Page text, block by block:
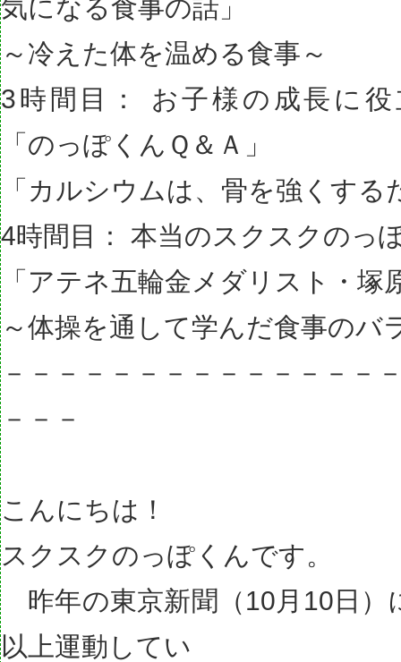
気になる食事の話」
～冷えた体を温める食事～
3時間目： お子様の成長に
「のっぽくんＱ＆Ａ」
「カルシウムは、骨を強くする
4時間目： 本当のスクスクの
「アテネ五輪金メダリスト・塚
～体操を通して学んだ食事のバ
－－－－－－－－－－－－－－
－－－
こんにちは！
スクスクのっぽくんです。
昨年の東京新聞（10月10日）
以上運動してい